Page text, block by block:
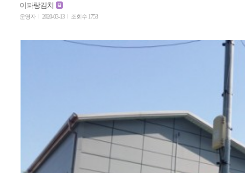
이파랑김치
운영자 2020-03-13 조회수 1753